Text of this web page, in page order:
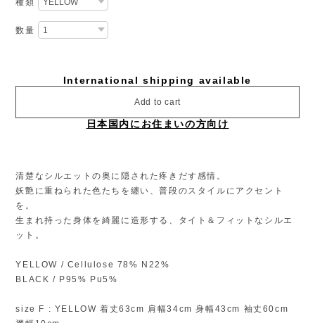
種類
数量
International shipping available
Add to cart
日本国内にお住まいの方向け
清楚なシルエットの奥に隠された疼きだす感情。
妖艶に重ねられた色たちを纏い、普段のスタイルにアクセント
を。
生まれ持った身体を綺麗に造形する、タイト＆フィットなシルエ
ット。
YELLOW / Cellulose 78% N22%
BLACK / P95% Pu5%
size F : YELLOW 着丈63cm 肩幅34cm 身幅43cm 袖丈60cm